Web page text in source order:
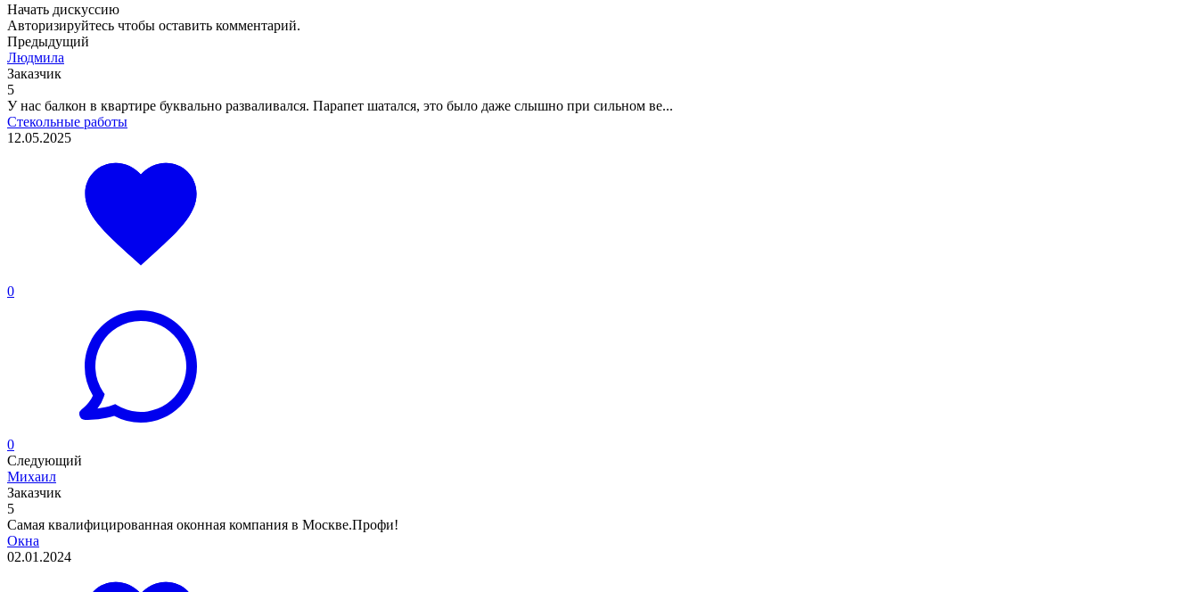
Начать дискуссию
Авторизируйтесь чтобы оставить комментарий.
Предыдущий
Людмила
Заказчик
5
У нас балкон в квартире буквально разваливался. Парапет шатался, это было даже слышно при сильном ве...
Стекольные работы
12.05.2025
0
0
Следующий
Михаил
Заказчик
5
Самая квалифицированная оконная компания в Москве.Профи!
Окна
02.01.2024